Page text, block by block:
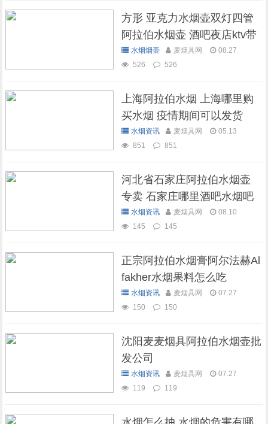
方形 亚克力水烟壶双灯四管
阿拉伯水烟壶 酒吧夜店ktv带
灯水烟壶
水烟烟壶 麦烟具网
08.27
526
526
上海阿拉伯水烟 上海哪里购
买水烟 疫情期间可以发货
吗？水烟资讯 麦烟具网
05.13
851
851
河北省石家庄阿拉伯水烟壶
专卖 石家庄哪里酒吧水烟吧
可以抽水烟
水烟资讯 麦烟具网
08.10
145
145
正宗阿拉伯水烟膏阿尔法赫Al
fakher水烟果料怎么吃
水烟资讯 麦烟具网
07.27
150
150
沈阳麦麦烟具阿拉伯水烟壶批
发公司
水烟资讯 麦烟具网
07.27
119
119